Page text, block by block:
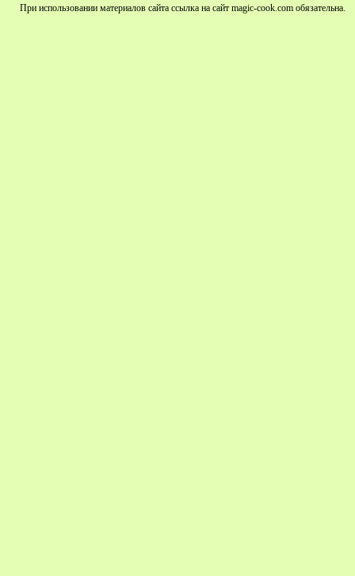
При использовании материалов сайта ссылка на сайт magic-cook.com обязательна.